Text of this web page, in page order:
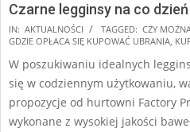
Czarne legginsy na co dzień
2024-
09-
12
IN: AKTUALNOŚCI TAGGED: CZY
GDZIE OPŁACA SIĘ KUPOWAĆ UBRANIA,
W poszukiwaniu idealnych
się w codziennym użytkowaniu,
propozycje od hurtowni Factory
wykonane z wysokiej jakości